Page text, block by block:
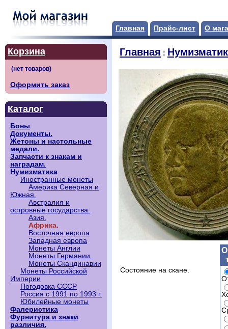
Главная Прайс-лист О
Корзина
Оформить заказ
Каталог
Боны
Документы.
Жетоны и настольные
медали.
Запчасти к знакам и
наградам.
Нумизматика
Иностранные монеты
Америка Северная и
Южная.
Австралия и
островные государства.
Азия.
Африка.
Восточная европа
Западная европа
Монеты Англии
Монеты Германии.
Монеты Скандинавии
Монеты Российской
Империи
Погодовка СССР
Россия с 1991 по 1993 г.
Юбилейные монеты
Фалеристика
Фурнитура и знаки
различия.
Главная :
Состояние на скане.